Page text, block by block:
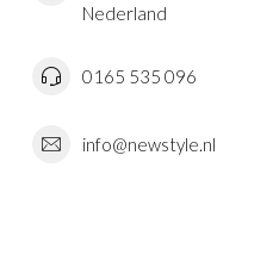
Nederland
0165 535 096
info@newstyle.nl